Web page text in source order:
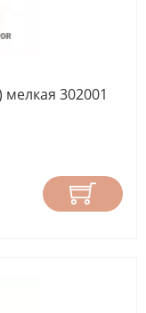
мелкая 302001